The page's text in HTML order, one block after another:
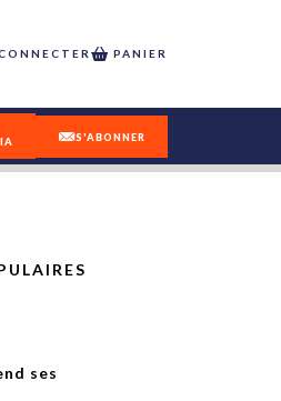
PANIER
S'ABONNER
ses